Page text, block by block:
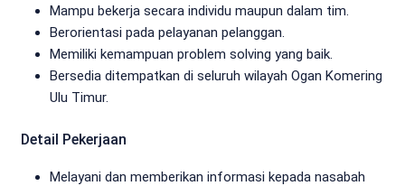
Mampu bekerja secara individu maupun dalam tim.
Berorientasi pada pelayanan pelanggan.
Memiliki kemampuan problem solving yang baik.
Bersedia ditempatkan di seluruh wilayah Ogan Komering
Ulu Timur.
Detail Pekerjaan
Melayani dan memberikan informasi kepada nasabah